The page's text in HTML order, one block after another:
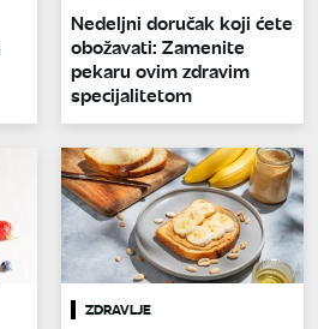
Nedeljni doručak koji ćete
obožavati: Zamenite
pekaru ovim zdravim
specijalitetom
ZDRAVLJE